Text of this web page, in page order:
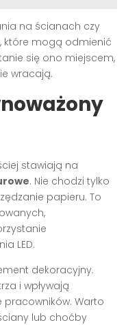
na ścianach czy
które mogą odmienić
się ono miejscem,
wracają.
stawiają na
. Nie chodzi tylko
papieru. To
LED.
dekoracyjny.
i wpływają
Warto
lub choćby